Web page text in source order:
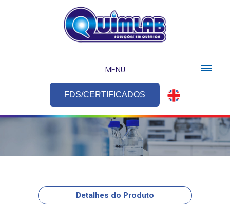
MENU
FDS/CERTIFICADOS
Detalhes do Produto